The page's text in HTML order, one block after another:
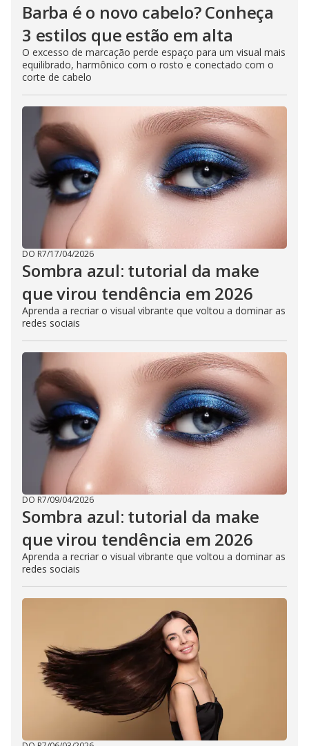
Barba é o novo cabelo? Conheça
3 estilos que estão em alta
O excesso de marcação perde espaço para um visual mais
equilibrado, harmônico com o rosto e conectado com o
corte de cabelo
DO R7/17/04/2026
Sombra azul: tutorial da make
que virou tendência em 2026
Aprenda a recriar o visual vibrante que voltou a dominar as
redes sociais
DO R7/09/04/2026
Sombra azul: tutorial da make
que virou tendência em 2026
Aprenda a recriar o visual vibrante que voltou a dominar as
redes sociais